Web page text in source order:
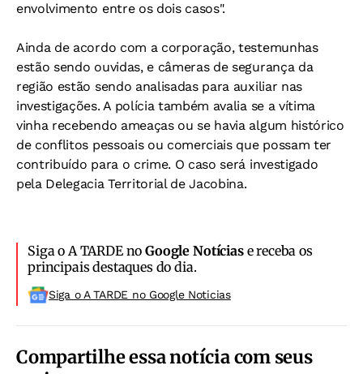
envolvimento entre os dois casos".
Ainda de acordo com a corporação, testemunhas
estão sendo ouvidas, e câmeras de segurança da
região estão sendo analisadas para auxiliar nas
investigações. A polícia também avalia se a vítima
vinha recebendo ameaças ou se havia algum histórico
de conflitos pessoais ou comerciais que possam ter
contribuído para o crime. O caso será investigado
pela Delegacia Territorial de Jacobina.
Siga o A TARDE noGoogle Notíciase receba os
principais destaques do dia.
Siga o A TARDE no Google Noticias
Compartilhe essa notícia com seus